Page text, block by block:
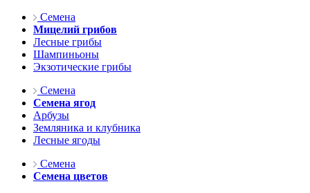
Семена
Мицелий грибов
Лесные грибы
Шампиньоны
Экзотические грибы
Семена
Семена ягод
Арбузы
Земляника и клубника
Лесные ягоды
Семена
Семена цветов